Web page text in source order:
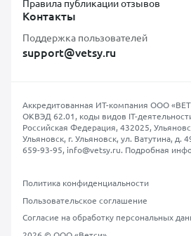
Правила публикации отзывов
Контакты
Поддержка пользователей
support@vetsy.ru
Аккредитованная ИТ-компания ООО
ОКВЭД 62.01, коды видов IT-
Российская Федерация, 432025,
Ульяновск, г. Ульяновск, ул. Ватутина,
659-93-95, info@vetsy.ru. Подробная
Политика конфиденциальности
Пользовательское соглашение
Согласие на обработку персональных